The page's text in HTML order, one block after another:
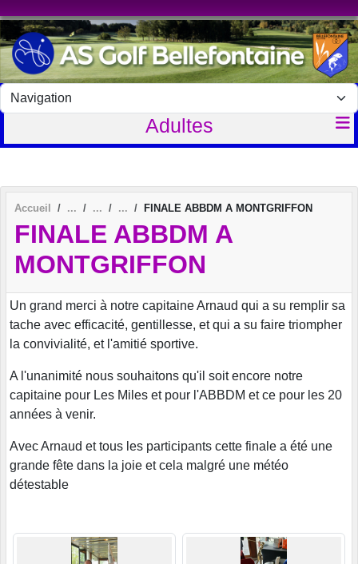
Adultes
Accueil FINALE ABBDM A MONTGRIFFON
FINALE ABBDM A
MONTGRIFFON
Un grand merci à notre capitaine Arnaud qui a su remplir sa
tache avec efficacité, gentillesse, et qui a su faire triompher
la convivialité, et l'amitié sportive.
A l'unanimité nous souhaitons qu'il soit encore notre
capitaine pour Les Miles et pour l'ABBDM et ce pour les 20
années à venir.
Avec Arnaud et tous les participants cette finale a été une
grande fête dans la joie et cela malgré une météo
détestable